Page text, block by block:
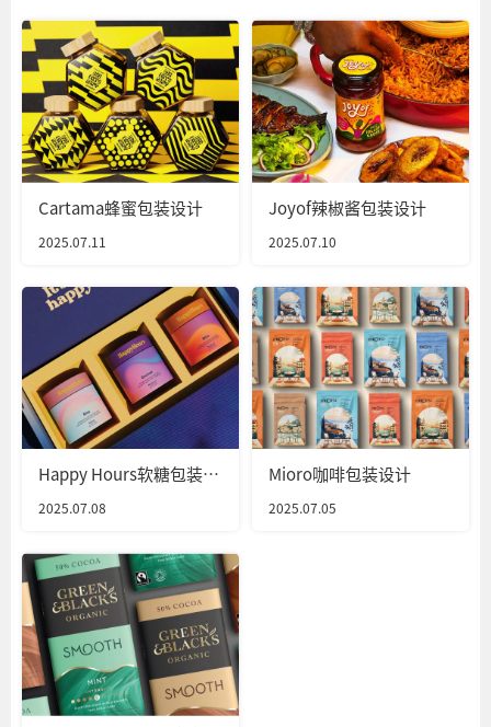
Cartama蜂蜜包装设计
2025.07.11
Joyof辣椒酱包装设计
2025.07.10
Happy Hours软糖包装设
2025.07.08
Mioro咖啡包装设计
2025.07.05